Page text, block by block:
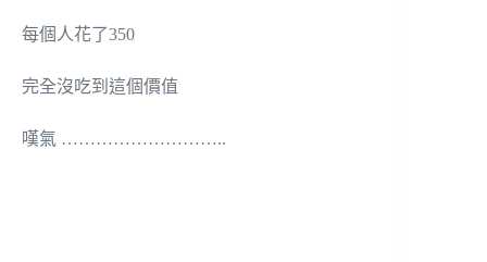
每個人花了350
完全沒吃到這個價值
嘆氣 ………………………..